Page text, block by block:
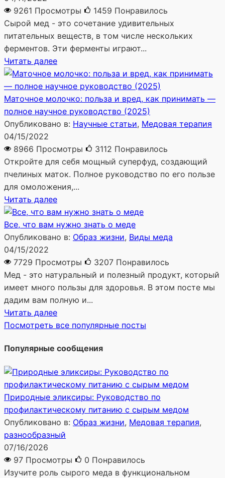
9261 Просмотры
1459 Понравилось
Сырой мед - это сочетание удивительных
питательных веществ, в том числе нескольких
ферментов. Эти ферменты играют...
Читать далее
Маточное молочко: польза и вред, как принимать —
полное научное руководство (2025)
Опубликовано в: Научные статьи, Медовая терапия
04/15/2022
8966 Просмотры
3112 Понравилось
Откройте для себя мощный суперфуд, создающий
пчелиных маток. Полное руководство по его пользе
для омоложения,...
Читать далее
Все, что вам нужно знать о меде
Опубликовано в: Образ жизни, Виды меда
04/15/2022
7729 Просмотры
3207 Понравилось
Мед - это натуральный и полезный продукт, который
имеет много пользы для здоровья. В этом посте мы
дадим вам полную и...
Читать далее
Посмотреть все популярные посты
Популярные сообщения
Природные эликсиры: Руководство по
профилактическому питанию с сырым медом
Опубликовано в: Образ жизни, Медовая терапия,
разнообразный
07/16/2026
97 Просмотры
0 Понравилось
Изучите роль сырого меда в функциональном